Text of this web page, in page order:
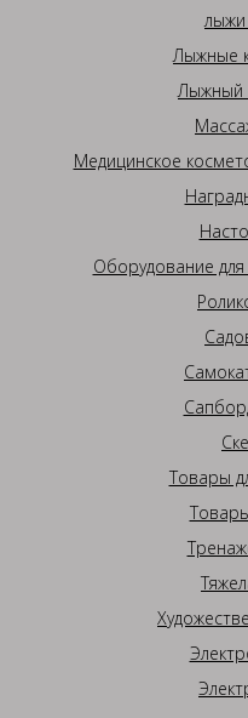
лыжи
Лыжные
Лыжный
Медицинское
Оборудование
Товары